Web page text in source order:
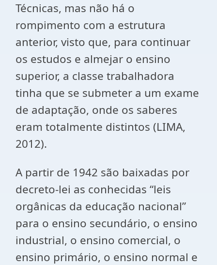
Técnicas, mas não há o
rompimento com a estrutura
anterior, visto que, para continuar
os estudos e almejar o ensino
superior, a classe trabalhadora
tinha que se submeter a um exame
de adaptação, onde os saberes
eram totalmente distintos (LIMA,
2012).
A partir de 1942 são baixadas por
decreto-lei as conhecidas “leis
orgânicas da educação nacional”
para o ensino secundário, o ensino
industrial, o ensino comercial, o
ensino primário, o ensino normal e